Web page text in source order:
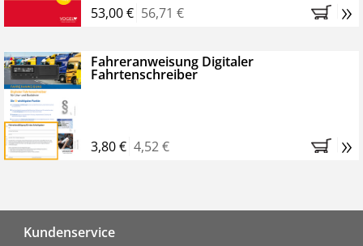
53,00 € 56,71 € »
Fahreranweisung Digitaler
Fahrtenschreiber
3,80 € 4,52 € »
Kundenservice